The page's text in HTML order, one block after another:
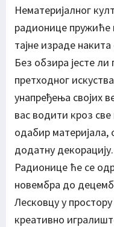
Нематеријалног
радионице пружиће
тајне израде
Без обзира јесте
претходног
унапређења својих
вас водити кроз
одабир
додатну декорацију.
Радионице ће се
новембра до
Лесковцу у
креативно